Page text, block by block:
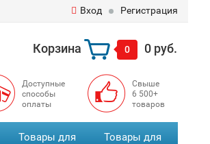
Вход Регистрация
Корзина 0 0 руб.
Доступные
способы
оплаты
Свыше
6 500+
товаров
Товары для
Товары для